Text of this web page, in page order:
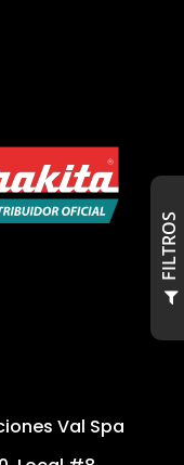
Val Spa
S